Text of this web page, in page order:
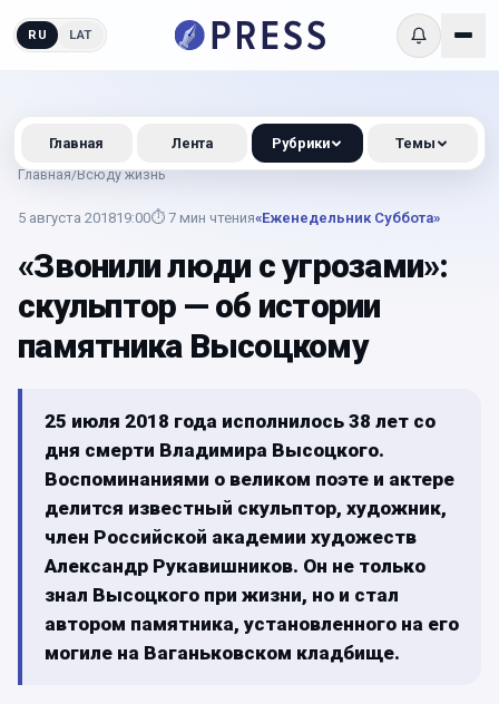
RU LAT
Главная/Всюду жизнь
5 августа 201819:00⏱ 7 мин чтения«Еженедельник Суббота»
«Звонили люди с угрозами»:
скульптор — об истории
памятника Высоцкому
25 июля 2018 года исполнилось 38 лет со
дня смерти Владимира Высоцкого.
Воспоминаниями о великом поэте и актере
делится известный скульптор, художник,
член Российской академии художеств
Александр Рукавишников. Он не только
знал Высоцкого при жизни, но и стал
автором памятника, установленного на его
могиле на Ваганьковском кладбище.
Главная Лента Рубрики Темы